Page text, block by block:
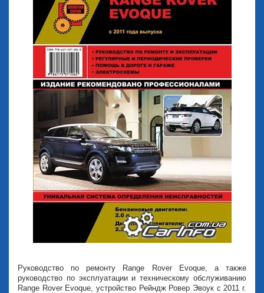
Руководство по ремонту Range Rover Evoque, а также
руководство по эксплуатации и техническому обслуживанию
Range Rover Evoque, устройство Рейндж Ровер Эвоук с 2011 г.